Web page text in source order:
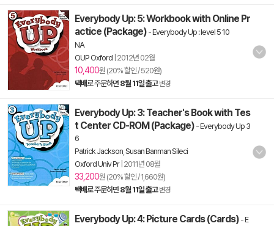
Everybody Up: 5: Workbook with Online Pr
actice (Package) -Everybody Up : level 5 10
NA
OUP Oxford 2012년 02월
10,400원 (20% 할인 / 520원)
택배로 주문하면 8월 11일 출고 변경
Everybody Up: 3: Teacher's Book with Tes
t Center CD-ROM (Package) -Everybody Up 3
6
Patrick Jackson Susan Banman Sileci
Oxford Univ Pr| 2011년 08월
33,200원 (20% 할인 / 1,660원)
택배로 주문하면 8월 11일 출고 변경
Everybody Up: 4: Picture Cards (Cards) -E